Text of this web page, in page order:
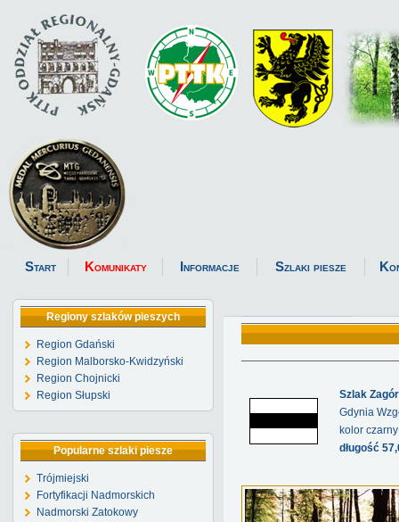
Start Komunikaty Informacje Szlaki piesze
Regiony szlaków pieszych
Region Gdański
Region Malborsko-Kwidzyński
Region Chojnicki
Region Słupski
Popularne szlaki piesze
Trójmiejski
Fortyfikacji Nadmorskich
Nadmorski Zatokowy
Szlak
Gdynia
kolor czarny
długość